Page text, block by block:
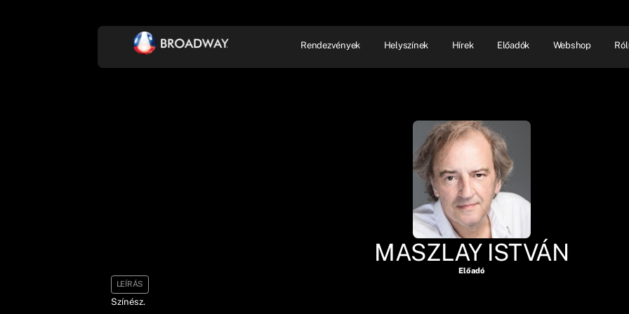
Rendezvények Helyszínek Hírek Előadók Webshop
MASZLAY ISTVÁN
Előadó
LEÍRÁS
Színész.